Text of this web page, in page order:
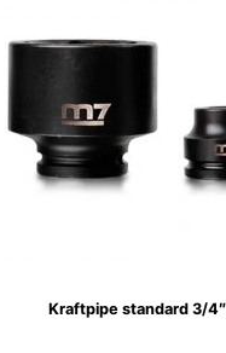
Kraftpipe standard 3/4″